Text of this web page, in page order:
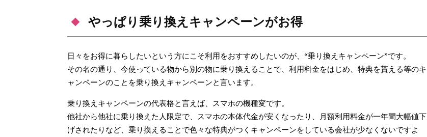
やっぱり乗り換えキャンペーンがお得
日々をお得に暮らしたいという方にこそ利用をおすすめしたいのが、“乗り換えキャンペーン”です。
その名の通り、今使っている物から別の物に乗り換えることで、利用料金をはじめ、特典を貰える等のキ
ャンペーンのことを乗り換えキャンペーンと言います。
乗り換えキャンペーンの代表格と言えば、スマホの機種変です。
他社から他社に乗り換えた人限定で、スマホの本体代金が安くなったり、月額利用料金が一年間大幅値下
げされたりなど、乗り換えることで色々な特典がつくキャンペーンをしている会社が少なくないですよ